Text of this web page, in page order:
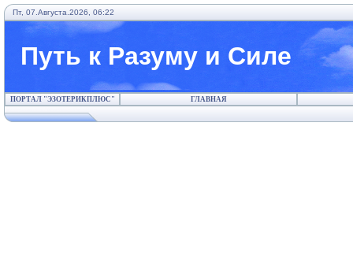
Пт, 07.Августа.2026, 06:22
Путь к Разуму и Силе
ПОРТАЛ "ЭЗОТЕРИКПЛЮС" ГЛАВНАЯ